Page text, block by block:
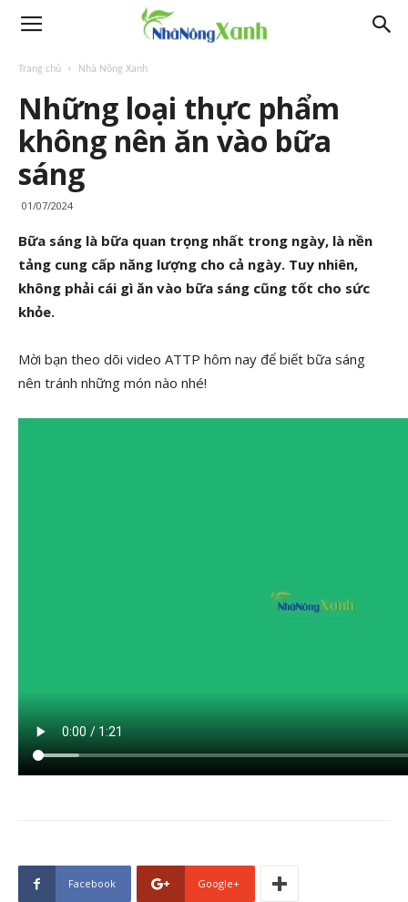
Trang chủ Nhà Nông Xanh
Những loại thực phẩm
không nên ăn vào bữa
sáng
01/07/2024
Bữa sáng là bữa quan trọng nhất trong ngày, là nền
tảng cung cấp năng lượng cho cả ngày. Tuy nhiên,
không phải cái gì ăn vào bữa sáng cũng tốt cho sức
khỏe.
Mời bạn theo dõi video ATTP hôm nay để biết bữa sáng
nên tránh những món nào nhé!
Facebook Google+